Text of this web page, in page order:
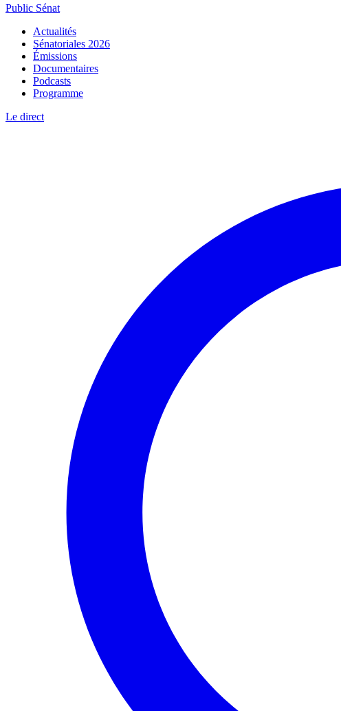
Public Sénat
Actualités
Sénatoriales 2026
Émissions
Documentaires
Podcasts
Programme
Le direct